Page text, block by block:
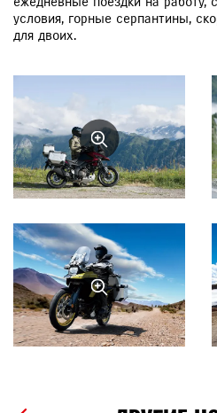
условия, горные серпантины,
для двоих.